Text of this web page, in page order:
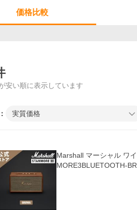
価格比較
安い順に表示しています
実質価格
Marshall マーシャル ワ
MORE3BLUETOOTH-